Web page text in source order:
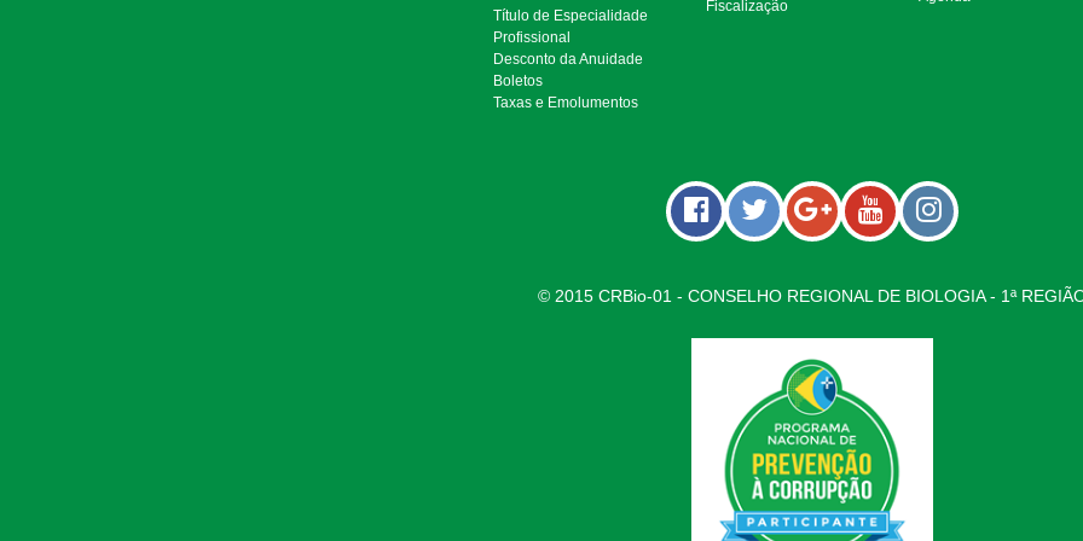
Título de Especialidade
Profissional
Desconto da Anuidade
Boletos
Taxas e Emolumentos
Fiscalização
© 2015 CRBio-01 - CONSELHO REGIONAL DE BIOLOGIA - 1ª